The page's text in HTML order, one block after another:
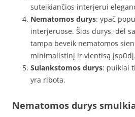
suteikiančios interjerui
Nematomos durys: ypač
interjeruose. Šios durys, dėl
tampa beveik nematomos
minimalistinį ir vientisą įspūdį.
Sulankstomos durys: puikiai
yra ribota.
Nematomos durys